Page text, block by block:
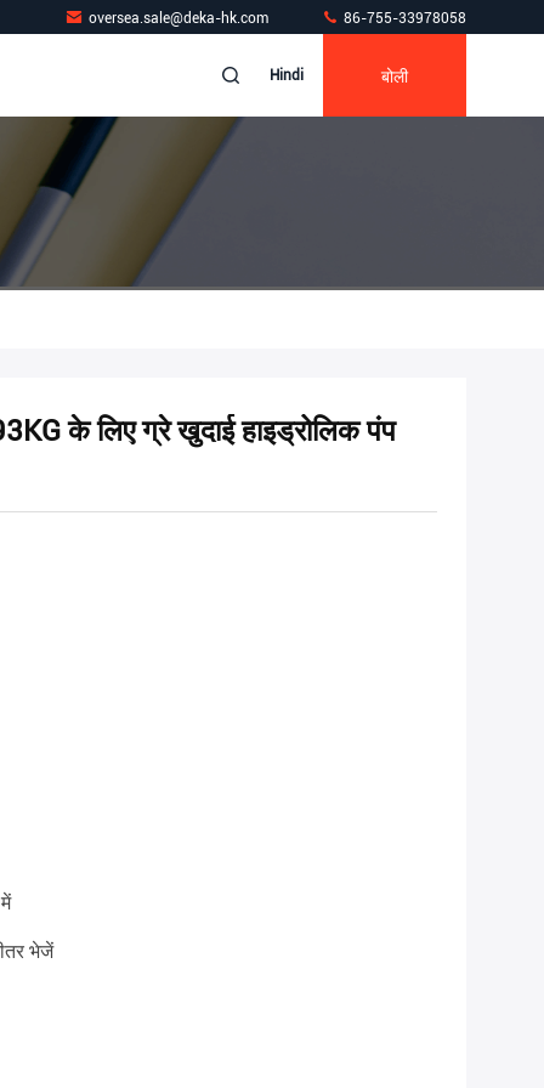
oversea.sale@deka-hk.com 86-755-33978058
Hindi बोली
के लिए ग्रे खुदाई हाइड्रोलिक पंप
भेजें